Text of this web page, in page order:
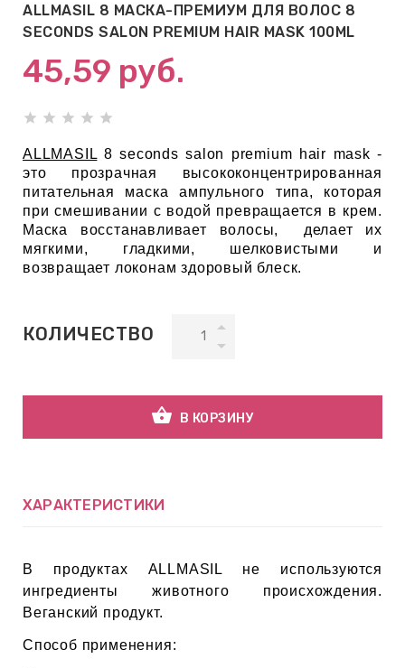
ПАТЧИ
keyboard_arrow_right
ALLMASIL 8 МАСКА-ПРЕМИУМ ДЛЯ ВОЛОС 8
SECONDS SALON PREMIUM HAIR MASK 100ML
45,59 руб.
ALLMASIL 8 seconds salon premium hair mask -
это прозрачная высококонцентрированная
питательная маска ампульного типа, которая
при смешивании с водой превращается в крем.
Маска восстанавливает волосы, делает их
мягкими, гладкими, шелковистыми и
возвращает локонам здоровый блеск.
КОЛИЧЕСТВО
shopping_basket В КОРЗИНУ
ХАРАКТЕРИСТИКИ
В продуктах ALLMASIL не используются
ингредиенты животного происхождения.
Веганский продукт.
Способ применения: